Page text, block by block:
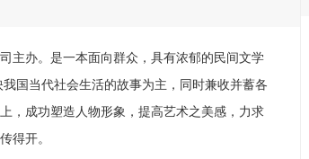
主办。是一本面向群众，具有浓郁的民间文学
国当代社会生活的故事为主，同时兼收并蓄各
，成功塑造人物形象，提高艺术之美感，力求
得开。